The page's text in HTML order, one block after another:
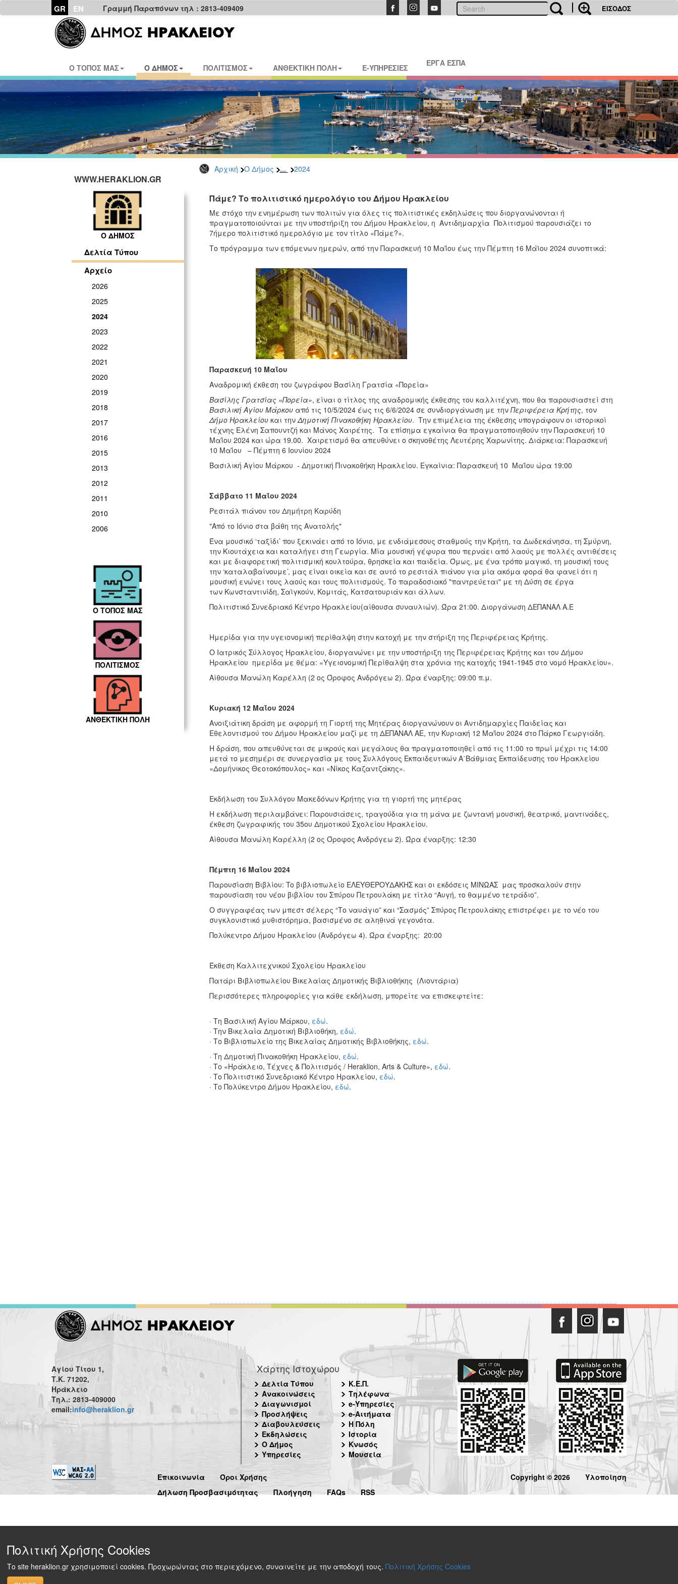
GR EN Γραμμή Παραπόνων τηλ : 2813-409409 ΕΙΣΟΔΟΣ
Ο ΤΟΠΟΣ ΜΑΣ Ο ΔΗΜΟΣ ΠΟΛΙΤΙΣΜΟΣ ΑΝΘΕΚΤΙΚΗ ΠΟΛΗ E-ΥΠΗΡΕΣΙΕΣ ΕΡΓΑ ΕΣΠΑ
Αρχική Ο Δήμος ... 2024
WWW.HERAKLION.GR
Ο ΔΗΜΟΣ
Δελτία Τύπου
Αρχείο
2026
2025
2024
2023
2022
2021
2020
2019
2018
2017
2016
2015
2013
2012
2011
2010
2006
Ο ΤΟΠΟΣ ΜΑΣ
ΠΟΛΙΤΙΣΜΟΣ
ΑΝΘΕΚΤΙΚΗ ΠΟΛΗ
Πάμε? Το πολιτιστικό ημερολόγιο του Δήμου Ηρακλείου
Με στόχο την ενημέρωση των πολιτών για όλες τις πολιτιστικές εκδηλώσεις που διοργανώνονται ή
πραγματοποιούνται με την υποστήριξη του Δήμου Ηρακλείου, η Αντιδημαρχία Πολιτισμού παρουσιάζει το
7ήμερο πολιτιστικό ημερολόγιο με τον τίτλο «Πάμε?».
Το πρόγραμμα των επόμενων ημερών, από την Παρασκευή 10 Μαΐου έως την Πέμπτη 16 Μάϊου 2024 συνοπτικά:
Παρασκευή 10 Μαΐου
Αναδρομική έκθεση του ζωγράφου Βασίλη Γρατσία «Πορεία»
Βασίλης Γρατσίας «Πορεία», είναι ο τίτλος της αναδρομικής έκθεσης του καλλιτέχνη, που θα παρουσιαστεί στη
Βασιλική Αγίου Μάρκουαπό τις 10/5/2024 έως τις 6/6/2024 σε συνδιοργάνωση με τηνΠεριφέρεια Κρήτης, τον
Δήμο Ηρακλείου και τηνΔημοτική Πινακοθήκη Ηρακλείου. Την επιμέλεια της έκθεσης υπογράφουν οι ιστορικοί
τέχνης Ελένη Σαπουντζή και Μάνος Χαιρέτης. Τα επίσημα εγκαίνια θα πραγματοποιηθούν την Παρασκευή 10
Μαΐου 2024 και ώρα 19.00. Χαιρετισμό θα απευθύνει ο σκηνοθέτης Λευτέρης Χαρωνίτης. Διάρκεια: Παρασκευή
10 Μαΐου – Πέμπτη 6 Ιουνίου 2024
Βασιλική Αγίου Μάρκου - Δημοτική Πινακοθήκη Ηρακλείου. Εγκαίνια: Παρασκευή 10 Μαΐου ώρα 19:00
Σάββατο 11 Μαΐου 2024
Ρεσιτάλ πιάνου του Δημήτρη Καρύδη
"Από το Ιόνιο στα βάθη της Ανατολής"
Ένα μουσικό ‘ταξίδι’ που ξεκινάει από το Ιόνιο, με ενδιάμεσους σταθμούς την Κρήτη, τα Δωδεκάνησα, τη Σμύρνη,
την Κιουτάχεια και καταλήγει στη Γεωργία. Μία μουσική γέφυρα που περνάει από λαούς με πολλές αντιθέσεις
και με διαφορετική πολιτισμική κουλτούρα, θρησκεία και παιδεία. Όμως, με ένα τρόπο μαγικό, τη μουσική τους
την ‘καταλαβαίνουμε’, μας είναι οικεία και σε αυτό το ρεσιτάλ πιάνου για μία ακόμα φορά θα φανεί ότι η
μουσική ενώνει τους λαούς και τους πολιτισμούς. Το παραδοσιακό "παντρεύεται" με τη Δύση σε έργα
των Κωνσταντινίδη, Σαϊγκούν, Κομιτάς, Κατσατουριάν και άλλων.
Πολιτιστικό Συνεδριακό Κέντρο Ηρακλείου(αίθουσα συναυλιών). Ώρα 21:00. Διοργάνωση ΔΕΠΑΝΑΛ Α.Ε
Ημερίδα για την υγειονομική περίθαλψη στην κατοχή με την στήριξη της Περιφέρειας Κρήτης.
Ο Ιατρικός Σύλλογος Ηρακλείου, διοργανώνει με την υποστήριξη της Περιφέρειας Κρήτης και του Δήμου
Ηρακλείου ημερίδα με θέμα: «Υγειονομική Περίθαλψη στα χρόνια της κατοχής 1941-1945 στο νομό Ηρακλείου».
Αίθουσα Μανώλη Καρέλλη (2 ος Όροφος Ανδρόγεω 2). Ώρα έναρξης: 09:00 π.μ.
Κυριακή 12 Μαΐου 2024
Ανοιξιάτικη δράση με αφορμή τη Γιορτή της Μητέρας διοργανώνουν οι Αντιδημαρχίες Παιδείας και
Εθελοντισμού του Δήμου Ηρακλείου μαζί με τη ΔΕΠΑΝΑΛ ΑΕ, την Κυριακή 12 Μαΐου 2024 στο Πάρκο Γεωργιάδη.
Η δράση, που απευθύνεται σε μικρούς και μεγάλους θα πραγματοποιηθεί από τις 11:00 το πρωί μέχρι τις 14:00
μετά το μεσημέρι σε συνεργασία με τους Συλλόγους Εκπαιδευτικών Α΄Βάθμιας Εκπαίδευσης του Ηρακλείου
«Δομήνικος Θεοτοκόπουλος» και «Νίκος Καζαντζάκης».
Εκδήλωση του Συλλόγου Μακεδόνων Κρήτης για τη γιορτή της μητέρας
Η εκδήλωση περιλαμβάνει: Παρουσιάσεις, τραγούδια για τη μάνα με ζωντανή μουσική, θεατρικό, μαντινάδες,
έκθεση ζωγραφικής του 35ου Δημοτικού Σχολείου Ηρακλείου.
Αίθουσα Μανώλη Καρέλλη (2 ος Όροφος Ανδρόγεω 2). Ώρα έναρξης: 12:30
Πέμπτη 16 Μαΐου 2024
Παρουσίαση Βιβλίου: To βιβλιοπωλείο ΕΛΕΥΘΕΡΟΥΔΑΚΗΣ και οι εκδόσεις ΜΙΝΩΑΣ μας προσκαλούν στην
παρουσίαση του νέου βιβλίου του Σπύρου Πετρουλάκη με τίτλο “Αυγή, το θαμμένο τετράδιο”.
Ο συγγραφέας των μπεστ σέλερς “Το ναυάγιο” και “Σασμός” Σπύρος Πετρουλάκης επιστρέφει με το νέο του
συγκλονιστικό μυθιστόρημα, βασισμένο σε αληθινά γεγονότα.
Πολύκεντρο Δήμου Ηρακλείου (Ανδρόγεω 4). Ώρα έναρξης: 20:00
Έκθεση Καλλιτεχνικού Σχολείου Ηρακλείου
Πατάρι Βιβλιοπωλείου Βικελαίας Δημοτικής Βιβλιοθήκης (Λιοντάρια)
Περισσότερες πληροφορίες για κάθε εκδήλωση, μπορείτε να επισκεφτείτε:
· Τη Βασιλική Αγίου Μάρκου, εδώ.
· Την Βικελαία Δημοτική Βιβλιοθήκη, εδώ.
· Το Βιβλιοπωλείο της Βικελαίας Δημοτικής Βιβλιοθήκης, εδώ.
· Τη Δημοτική Πινακοθήκη Ηρακλείου, εδώ.
· Το «Ηράκλειο, Τέχνες & Πολιτισμός / Heraklion, Arts & Culture», εδώ.
· Το Πολιτιστικό Συνεδριακό Κέντρο Ηρακλείου, εδώ.
· Το Πολύκεντρο Δήμου Ηρακλείου, εδώ.
Αγίου Τίτου 1,
Τ.Κ. 71202,
Ηράκλειο
Τηλ.: 2813-409000
email:info@heraklion.gr
Χάρτης Ιστοχώρου
Δελτία Τύπου
Ανακοινώσεις
Διαγωνισμοί
Προσλήψεις
Διαβουλεύσεις
Εκδηλώσεις
Ο Δήμος
Υπηρεσίες
Κ.Ε.Π.
Τηλέφωνα
e-Υπηρεσίες
e-Αιτήματα
Η Πόλη
Ιστορία
Κνωσός
Μουσεία
Επικοινωνία
Όροι Χρήσης
Δήλωση Προσβασιμότητας
Πλοήγηση FAQs RSS
Copyright © 2026 Υλοποίηση
Πολιτική Χρήσης Cookies
Το site heraklion.gr χρησιμοποιεί cookies. Προχωρώντας στο περιεχόμενο, συναινείτε με την αποδοχή τους. Πολιτική Χρήσης Cookies